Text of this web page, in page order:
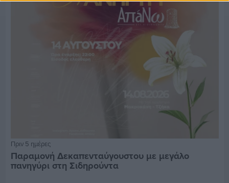
Πριν 5 ημέρες
Παραμονή Δεκαπενταύγουστου με μεγάλο
πανηγύρι στη Σιδηρούντα